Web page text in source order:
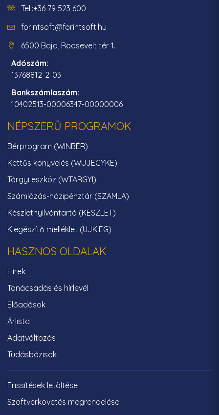
Tel.:+36 79 523 600
forintsoft@forintsoft.hu
6500 Baja, Roosevelt tér 1.
Adószám:
13768812-2-03
Bankszámlaszám:
10402513-00006347-00000006
NÉPSZERŰ PROGRAMOK
Bérprogram (WINBÉR)
Kettős könyvelés (WUJEGYKE)
Tárgyi eszköz (WTARGYI)
Számlázás-házipénztár (SZAMLA)
Készletnyilvántartó (KESZLET)
Kiegészítő melléklet (UJKIEG)
HASZNOS OLDALAK
Hírek
Tanácsadás és hírlevél
Előadások
Árlista
Adatváltozás
Tudásbázisok
Frissítések letöltése
Szoftverkövetés megrendelése